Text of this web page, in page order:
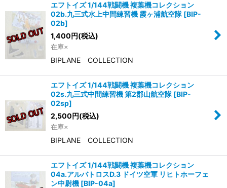
エフトイズ 1/144戦闘機 複葉機コレクション
02b.九三式水上中間練習機 霞ヶ浦航空隊 [BIP-
02b]
1,400円(税込)
在庫×
BIPLANE COLLECTION
エフトイズ 1/144戦闘機 複葉機コレクション
02s.九三式中間練習機 第2郡山航空隊 [BIP-
02sp]
2,500円(税込)
在庫×
BIPLANE COLLECTION
エフトイズ 1/144戦闘機 複葉機コレクション
04a.アルバトロスD.3 ドイツ空軍 リヒトホーフェ
ン中尉機 [BIP-04a]